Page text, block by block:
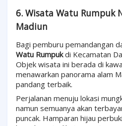
6. Wisata Watu Rumpuk
Madiun
Bagi pemburu pemandangan
Watu Rumpukdi Kecamatan
Objek wisata ini berada di
menawarkan panorama alam
pandang terbaik.
Perjalanan menuju lokasi
namun semuanya akan
puncak. Hamparan hijau